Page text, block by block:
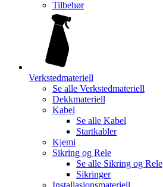
Tilbehør
Verkstedmateriell
Se alle Verkstedmateriell
Dekkmateriell
Kabel
Se alle Kabel
Startkabler
Kjemi
Sikring og Rele
Se alle Sikring og Rele
Sikringer
Installasjonsmateriell